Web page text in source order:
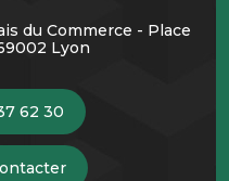
du Commerce - Place
Lyon
62 30